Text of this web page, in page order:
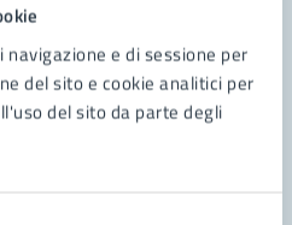
e di sessione per
del sito e cookie analitici per
del sito da parte degli